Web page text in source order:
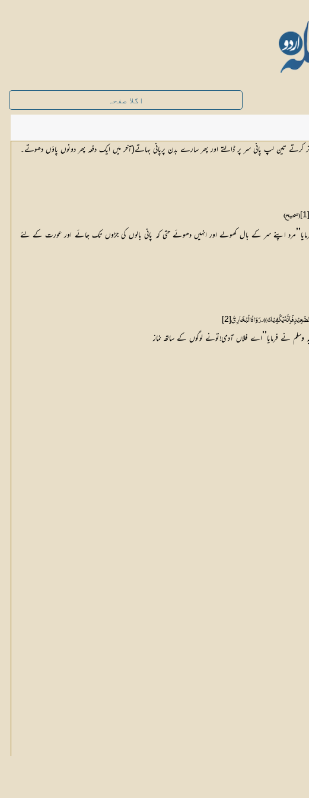
اگلا صفحہ
کرتے تین لپ پانی سر پر ڈالتے اور پھر سارے بدن پرپانی بہاتے(آخر میں ایک دفعہ پھر دونوں پاؤں دھوتے۔
[1] (صحیح)
فَاِنَّہُ یَکْفِیْکَ  ))۔ رَوَاہُ الْبُخَارِیُّ[2]
نے فرمایا اے فلاں آدمی!تونے لوگوں کے ساتھ نماز